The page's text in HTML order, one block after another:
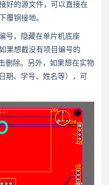
好的源文件，可以直接在
覆铜接地。
号，隐藏在单片机底座
果想截没有项目编号的
删除。另外，如果想在实物
期、学号、姓名等），可